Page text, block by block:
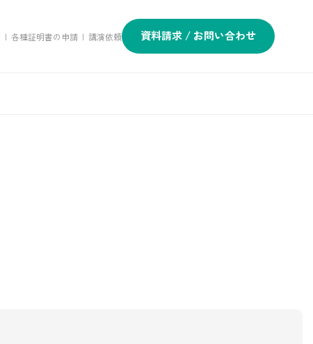
| 各種証明書の申請 | 講演依頼 資料請求 / お問い合わせ